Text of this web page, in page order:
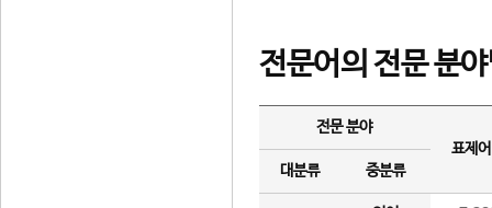
전문어의 전문 분
전문 분야
표제
대분류
중분류